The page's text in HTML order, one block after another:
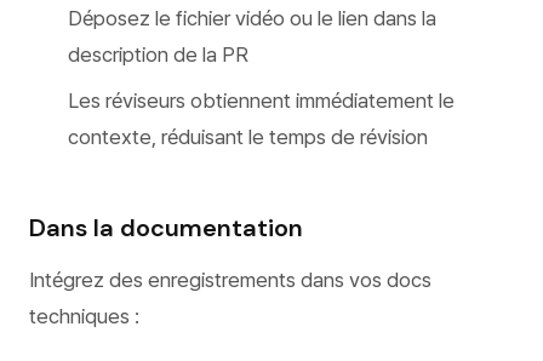
Déposez le fichier vidéo ou le lien dans la
description de la PR
Les réviseurs obtiennent immédiatement le
contexte, réduisant le temps de révision
Dans la documentation
Intégrez des enregistrements dans vos docs
techniques :